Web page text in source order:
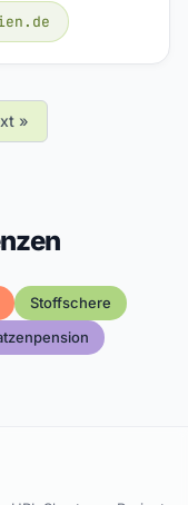
»
Stoffschere